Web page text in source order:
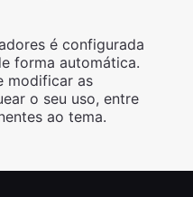
é configurada
forma automática.
modificar as
o seu uso, entre
ao tema.